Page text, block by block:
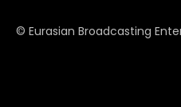
© Eurasian Broadcasting